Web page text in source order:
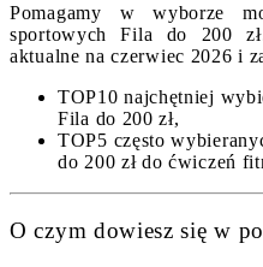
Pomagamy w wyborze
sportowych Fila do 200
aktualne na czerwiec 2026 i
TOP10 najchętniej
Fila do 200 zł,
TOP5 często
do 200 zł do ćwiczeń
O czym dowiesz się w